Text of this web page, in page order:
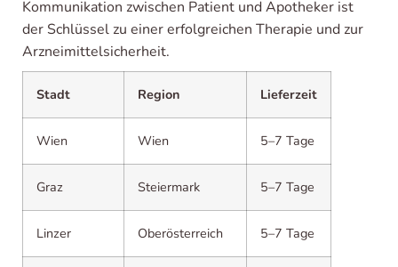
Kommunikation zwischen Patient und Apotheker ist
der Schlüssel zu einer erfolgreichen Therapie und zur
Arzneimittelsicherheit.
Stadt Region Lieferzeit
Wien Wien 5–7 Tage
Graz Steiermark 5–7 Tage
Linzer Oberösterreich 5–7 Tage